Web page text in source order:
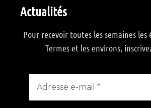
Actualités
Pour recevoir toutes les semaines les
Termes et les environs,